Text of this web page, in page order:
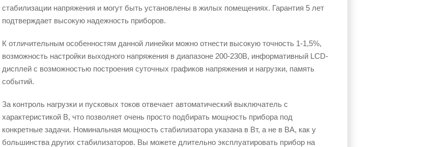
стабилизации напряжения и могут быть установлены в жилых помещениях. Гарантия 5 лет
подтверждает высокую надежность приборов.
К отличительным особенностям данной линейки можно отнести высокую точность 1-1,5%,
возможность настройки выходного напряжения в диапазоне 200-230В, информативный LCD-
дисплей с возможностью построения суточных графиков напряжения и нагрузки, память
событий.
За контроль нагрузки и пусковых токов отвечает автоматический выключатель с
характеристикой B, что позволяет очень просто подбирать мощность прибора под
конкретные задачи. Номинальная мощность стабилизатора указана в Вт, а не в ВА, как у
большинства других стабилизаторов. Вы можете длительно эксплуатировать прибор на